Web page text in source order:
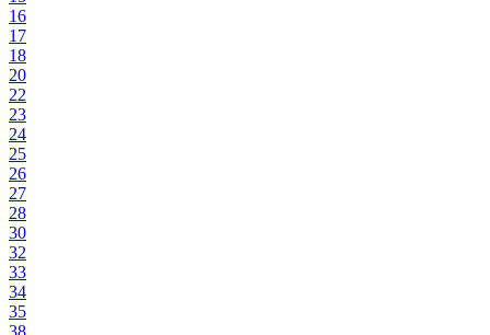
16
17
18
20
22
23
24
25
26
27
28
30
32
33
34
35
38